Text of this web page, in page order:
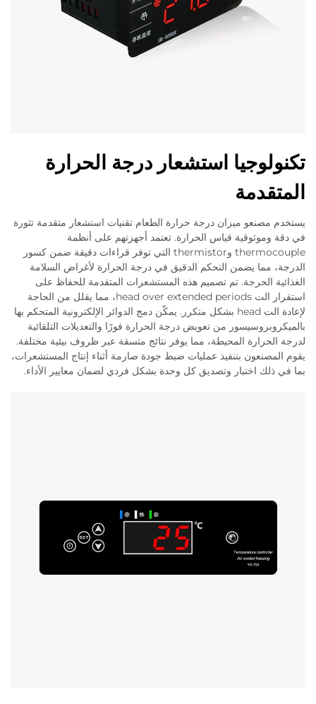
تكنولوجيا استشعار درجة الحرارة
المتقدمة
يستخدم مصنعو ميزان درجة حرارة الطعام تقنيات استشعار متقدمة تثورة
في دقة وموثوقية قياس الحرارة. تعتمد أجهزتهم على أنظمة
thermocouple وthermistor التي توفر قراءات دقيقة ضمن كسور
الدرجة، مما يضمن التحكم الدقيق في درجة الحرارة لأغراض السلامة
الغذائية الحرجة. تم تصميم هذه المستشعرات المتقدمة للحفاظ على
استقرار الت head over extended periods، مما يقلل من الحاجة
لإعادة الت head بشكل متكرر. يمكّن دمج الدوائر الإلكترونية المتحكم بها
بالميكروبروسيسور من تعويض درجة الحرارة فورًا والتعديلات التلقائية
لدرجة الحرارة المحيطة، مما يوفر نتائج متسقة عبر ظروف بيئية مختلفة.
يقوم المصنعون بتنفيذ عمليات ضبط جودة صارمة أثناء إنتاج المستشعرات،
بما في ذلك اختبار وتصديق كل وحدة بشكل فردي لضمان معايير الأداء.